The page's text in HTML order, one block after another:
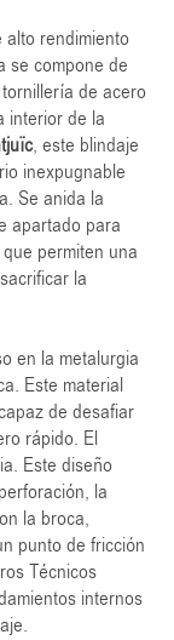
rendimiento
se compone de
de acero
interior de la
, este blindaje
inexpugnable
Se anida la
apartado para
permiten una
la
en la metalurgia
Este material
de desafiar
rápido. El
Este diseño
la
la broca,
punto de fricción
Técnicos
internos